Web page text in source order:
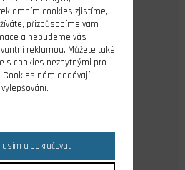
cookies zjistíme,
přizpůsobíme vám
a nebudeme vás
reklamou. Můžete také
s cookies nezbytnými pro
nám dodávají
a pokračovat